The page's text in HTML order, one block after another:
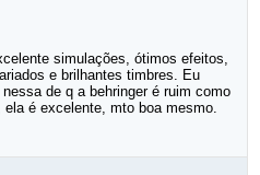
simulações, ótimos efeitos,
e brilhantes timbres. Eu
de q a behringer é ruim como
é excelente, mto boa mesmo.